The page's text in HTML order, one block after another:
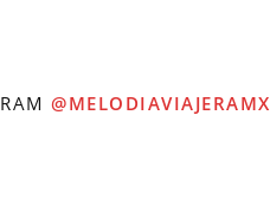
@MELODIAVIAJERAMX